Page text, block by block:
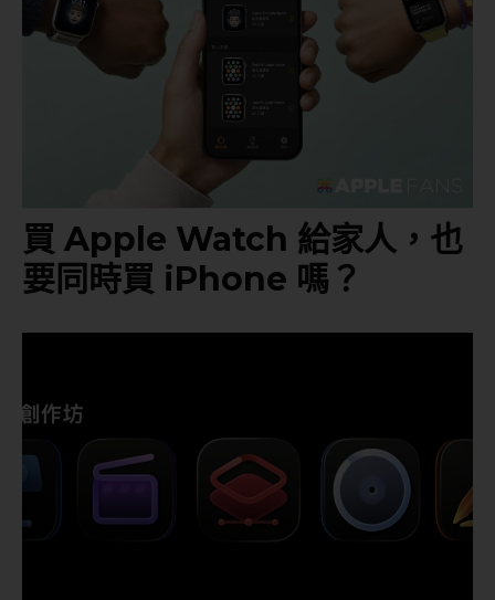
買 Apple Watch 給家人，也
要同時買 iPhone 嗎？